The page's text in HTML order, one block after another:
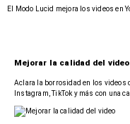
El Modo Lucid mejora los videos en
Mejorar la calidad del video
Aclara la borrosidad en los videos
Instagram, TikTok y más con una